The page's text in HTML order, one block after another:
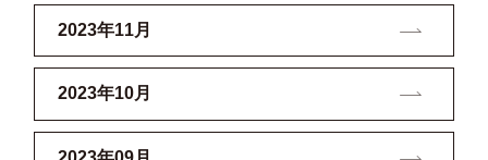
2023年11月
2023年10月